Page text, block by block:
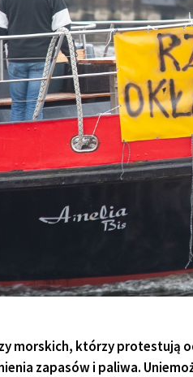
morskich, którzy protestują
zapasów i paliwa.